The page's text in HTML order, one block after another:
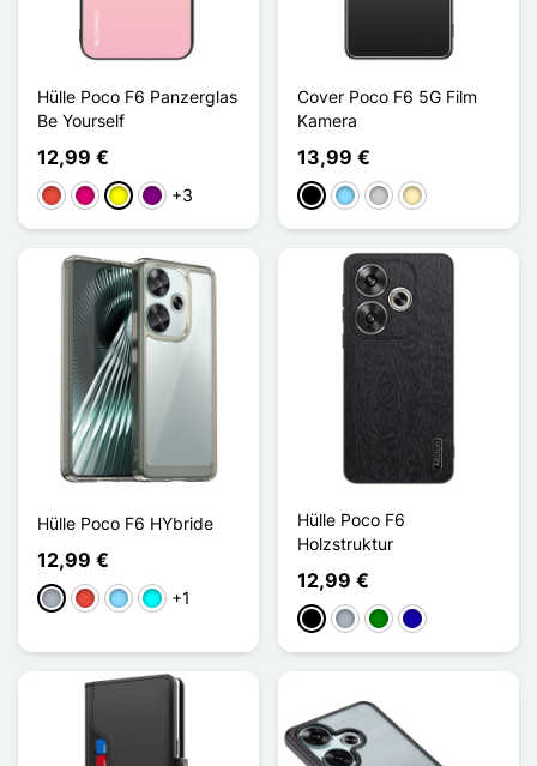
Hülle Poco F6 Panzerglas
Be Yourself
12,99 €
Rot Magenta
GelbViolett
+3
Cover Poco F6 5G Film
Kamera
13,99 €
Schwarz
Hellblau
SilberGolden
Hülle Poco F6 HYbride
12,99 €
GrauRot Hellblau
Cyan+1
Hülle Poco F6
Holzstruktur
12,99 €
Schwarz
GrauGrünDunkelblau